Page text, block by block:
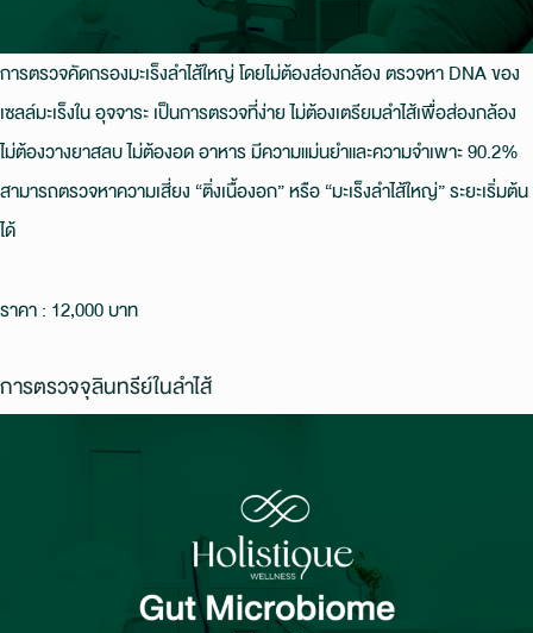
การตรวจคัดกรองมะเร็งลําไส้ใหญ่ โดยไม่ต้องส่องกล้อง ตรวจหา DNA ของ
เซลล์มะเร็งใน อุจจาระ เป็นการตรวจที่ง่าย ไม่ต้องเตรียมลําไส้เพื่อส่องกล้อง
ไม่ต้องวางยาสลบ ไม่ต้องอด อาหาร มีความแม่นยําและความจําเพาะ 90.2%
สามารถตรวจหาความเสี่ยง “ติ่งเนื้องอก” หรือ “มะเร็งลําไส้ใหญ่” ระยะเริ่มต้น
ได้
ราคา : 12,000 บาท
การตรวจจุลินทรีย์ในลำไส้